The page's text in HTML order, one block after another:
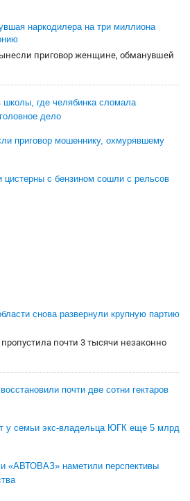
наркодилера на три миллиона
приговор женщине, обманувшей
школы, где челябинка сломала
дело
приговор мошеннику, охмурявшему
цистерны с бензином сошли с рельсов
снова развернули крупную партию
почти 3 тысячи незаконно
почти две сотни гектаров
у семьи экс-владельца ЮГК еще 5 млрд
«АВТОВАЗ» наметили перспективы